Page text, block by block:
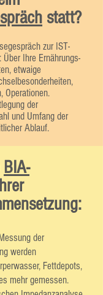
statt?
zur IST-
Ihre Ernährungs-
etwaige
Operationen.
der
und Umfang der
Ablauf.
BIA-
:
der
werden
Fettdepots,
mehr gemessen.